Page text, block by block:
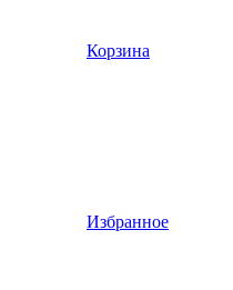
Корзина
Избранное